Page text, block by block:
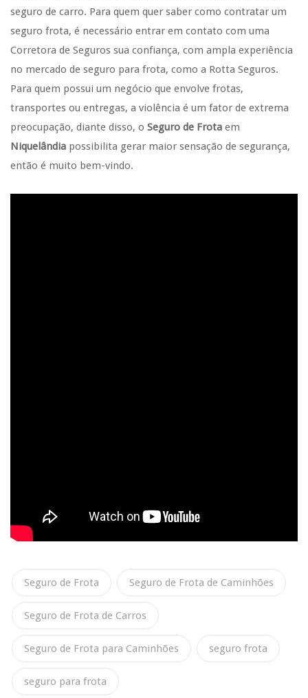
seguro de carro. Para quem quer saber como contratar um
seguro frota, é necessário entrar em contato com uma
Corretora de Seguros sua confiança, com ampla experiência
no mercado de seguro para frota, como a Rotta Seguros.
Para quem possui um negócio que envolve frotas,
transportes ou entregas, a violência é um fator de extrema
preocupação, diante disso, o Seguro de Frota em
Niquelândia possibilita gerar maior sensação de segurança,
então é muito bem-vindo.
Seguro de Frota Seguro de Frota de Caminhões
Seguro de Frota de Carros
Seguro de Frota para Caminhões seguro frota
seguro para frota